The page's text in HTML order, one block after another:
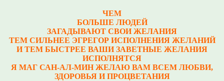
ЧЕМ
БОЛЬШЕ ЛЮДЕЙ
ЗАГАДЫВАЮТ СВОИ ЖЕЛАНИЯ
ТЕМ СИЛЬНЕЕ ЭГРЕГОР ИСПОЛНЕНИЯ ЖЕЛАНИЙ
И ТЕМ БЫСТРЕЕ ВАШИ ЗАВЕТНЫЕ ЖЕЛАНИЯ
ИСПОЛНЯТСЯ
Я МАГ САН-АЛ-МИН ЖЕЛАЮ ВАМ ВСЕМ ЛЮБВИ,
ЗДОРОВЬЯ И ПРОЦВЕТАНИЯ